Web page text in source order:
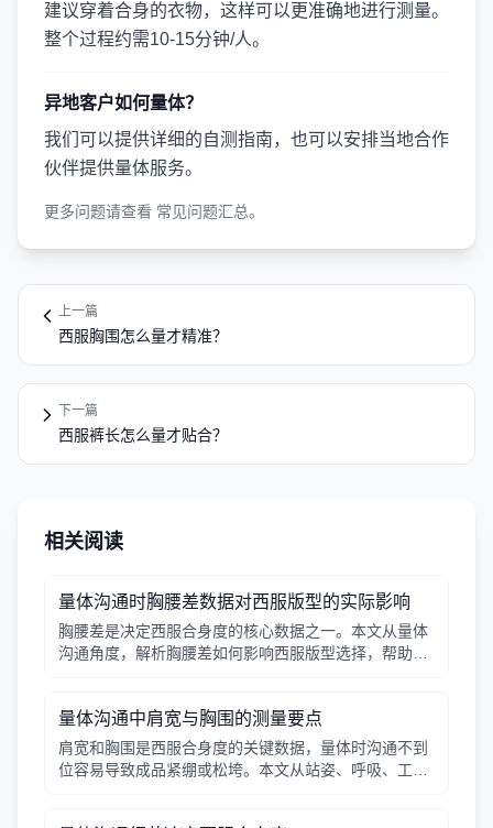
建议穿着合身的衣物，这样可以更准确地进行测量。
整个过程约需10-15分钟/人。
异地客户如何量体？
我们可以提供详细的自测指南，也可以安排当地合作
伙伴提供量体服务。
更多问题请查看 常见问题汇总。
上一篇
西服胸围怎么量才精准？
下一篇
西服裤长怎么量才贴合？
相关阅读
量体沟通时胸腰差数据对西服版型的实际影响
胸腰差是决定西服合身度的核心数据之一。本文从量体
沟通角度，解析胸腰差如何影响西服版型选择，帮助行
量体沟通中肩宽与胸围的测量要点
肩宽和胸围是西服合身度的关键数据，量体时沟通不到
位容易导致成品紧绷或松垮。本文从站姿、呼吸、工具